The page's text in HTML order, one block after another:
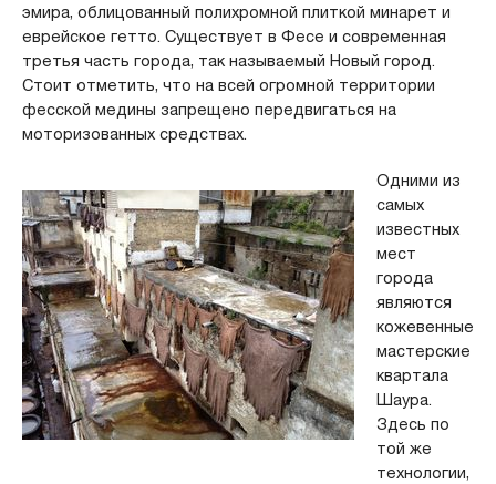
эмира, облицованный полихромной плиткой минарет и
еврейское гетто. Существует в Фесе и современная
третья часть города, так называемый Новый город.
Стоит отметить, что на всей огромной территории
фесской медины запрещено передвигаться на
моторизованных средствах.
Одними из
самых
известных
мест
города
являются
кожевенные
мастерские
квартала
Шаура.
Здесь по
той же
технологии,